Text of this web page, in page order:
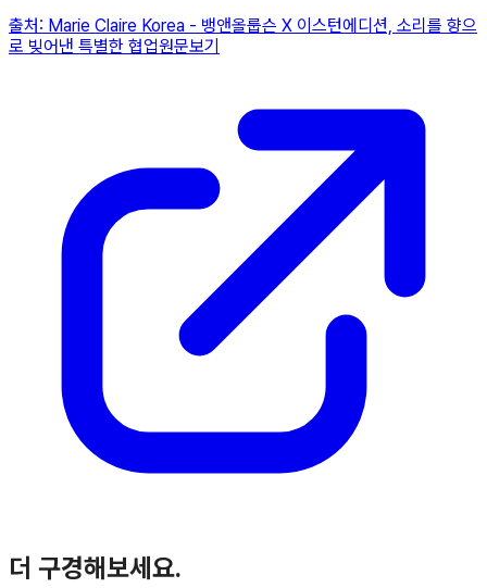
출처: Marie Claire Korea - 뱅앤올룹슨 X 이스턴에디션, 소리를 향으
로 빚어낸 특별한 협업원문보기
더 구경해보세요.